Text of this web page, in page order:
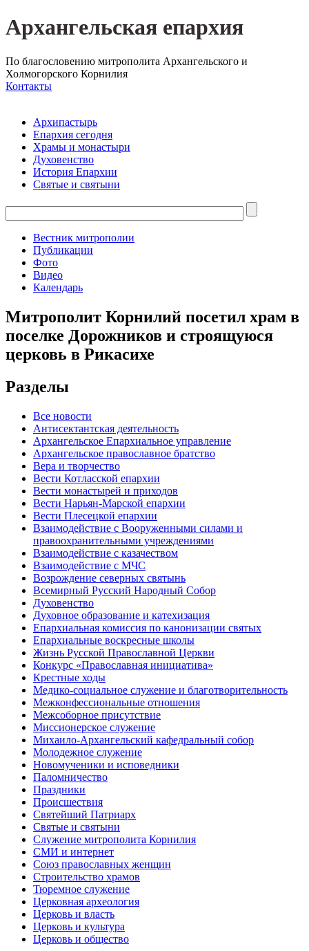
Архангельская епархия
По благословению митрополита Архангельского и
Холмогорского Корнилия
Контакты
Архипастырь
Епархия сегодня
Храмы и монастыри
Духовенство
История Епархии
Святые и святыни
Вестник митрополии
Публикации
Фото
Видео
Календарь
Митрополит Корнилий посетил храм в
поселке Дорожников и строящуюся
церковь в Рикасихе
Разделы
Все новости
Антисектантская деятельность
Архангельское Епархиальное управление
Архангельское православное братство
Вера и творчество
Вести Котласской епархии
Вести монастырей и приходов
Вести Нарьян-Марской епархии
Вести Плесецкой епархии
Взаимодействие с Вооруженными силами и
правоохранительными учреждениями
Взаимодействие с казачеством
Взаимодействие с МЧС
Возрождение северных святынь
Всемирный Русский Народный Собор
Духовенство
Духовное образование и катехизация
Епархиальная комиссия по канонизации святых
Епархиальные воскресные школы
Жизнь Русской Православной Церкви
Конкурс «Православная инициатива»
Крестные ходы
Медико-социальное служение и благотворительность
Межконфессиональные отношения
Межсоборное присутствие
Миссионерское служение
Михаило-Архангельский кафедральный собор
Молодежное служение
Новомученики и исповедники
Паломничество
Праздники
Происшествия
Святейший Патриарх
Святые и святыни
Служение митрополита Корнилия
СМИ и интернет
Союз православных женщин
Строительство храмов
Тюремное служение
Церковная археология
Церковь и власть
Церковь и культура
Церковь и общество